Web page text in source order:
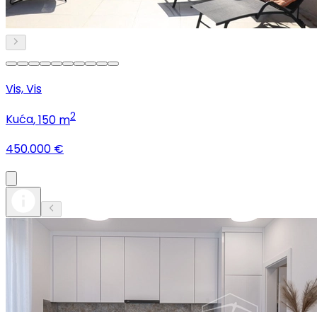
Vis, Vis
Kuća, 150 m2
450.000 €